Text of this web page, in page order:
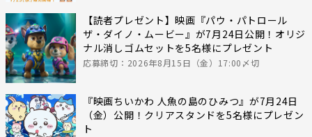
【読者プレゼント】映画『パウ・パトロール
ザ・ダイノ・ムービー』が7月24日公開！オリジ
ナル消しゴムセットを5名様にプレゼント
応募締切：2026年8月15日（金）17:00〆切
『映画ちいかわ 人魚の島のひみつ』が7月24日
（金）公開！クリアスタンドを5名様にプレゼン
ト